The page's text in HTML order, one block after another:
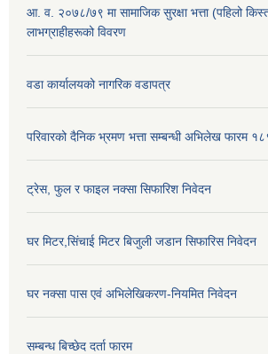
आ. व. २०७८/७९ मा सामाजिक सुरक्षा भत्ता (पहिलो
लाभग्राहीहरूको विवरण
वडा कार्यालयको नागरिक वडापत्र
परिवारको दैनिक भ्रमण भत्ता सम्बन्धी अभिलेख फारम
ट्रेस, फुल र फाइल नक्सा सिफारिश निवेदन
घर मिटर,सिंचाई मिटर बिजुली जडान सिफारिस निवेदन
घर नक्सा पास एवं अभिलेखिकरण-नियमित निवेदन
सम्बन्ध बिच्छेद दर्ता फारम